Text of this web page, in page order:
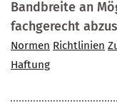
Bandbreite an
fachgerecht
Normen Richtlinien
Haftung